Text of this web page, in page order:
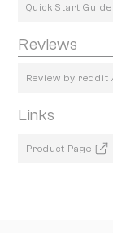
Quick Start Guide
Reviews
Review by reddit
Links
Product Page